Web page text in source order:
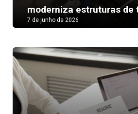
moderniza estruturas de
7 de junho de 2026